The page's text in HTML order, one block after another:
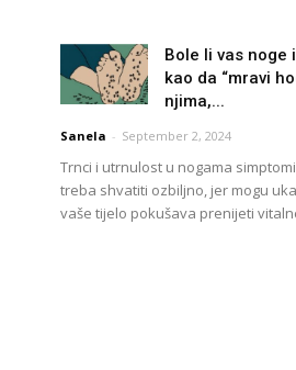
Bole li vas noge
kao da “mravi
njima,...
Sanela - September 2, 2024
Trnci i utrnulost u nogama
treba shvatiti ozbiljno, jer mogu
vaše tijelo pokušava prenijeti